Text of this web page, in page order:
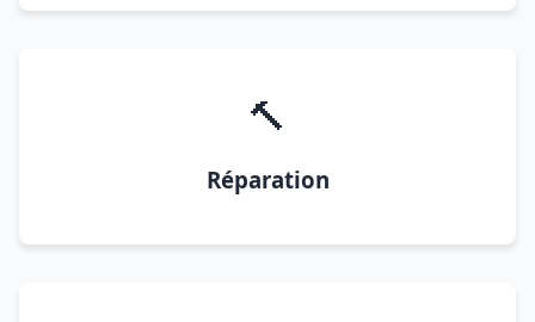
🔨
Réparation